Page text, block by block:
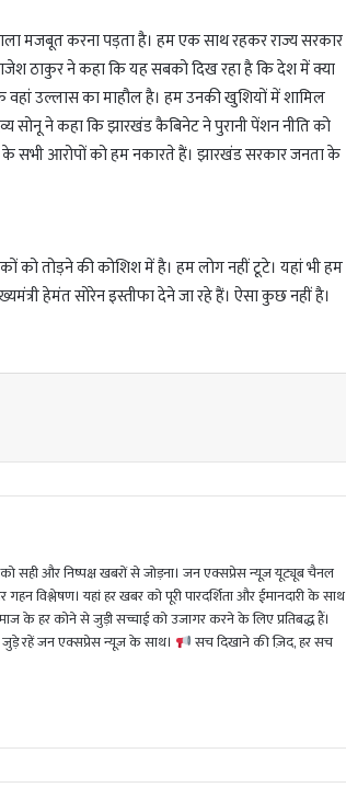
मजबूत करना पड़ता है। हम एक साथ रहकर राज्य सरकार
ठाकुर ने कहा कि यह सबको दिख रहा है कि देश में क्या
उल्लास का माहौल है। हम उनकी खुशियों में शामिल
सोनू ने कहा कि झारखंड कैबिनेट ने पुरानी पेंशन नीति को
के सभी आरोपों को हम नकारते हैं। झारखंड सरकार जनता के
को तोड़ने की कोशिश में है। हम लोग नहीं टूटे। यहां भी हम
हेमंत सोरेन इस्तीफा देने जा रहे हैं। ऐसा कुछ नहीं है।
सही और निष्पक्ष खबरों से जोड़ना। जन एक्सप्रेस न्यूज़ यूट्यूब चैनल
विश्लेषण। यहां हर खबर को पूरी पारदर्शिता और ईमानदारी के साथ
हर कोने से जुड़ी सच्चाई को उजागर करने के लिए प्रतिबद्ध हैं।
जुड़े रहें जन एक्सप्रेस न्यूज़ के साथ।
सच दिखाने की ज़िद, हर सच